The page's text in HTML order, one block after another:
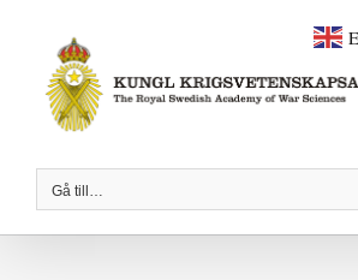
innehållet
Gå till…